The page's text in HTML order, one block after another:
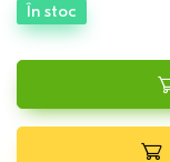
În stoc